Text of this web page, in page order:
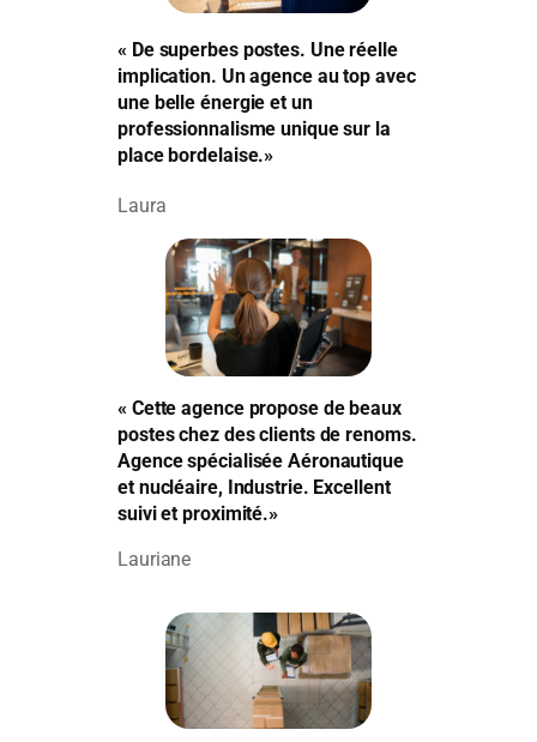
« De superbes postes. Une réelle
implication. Un agence au top avec
une belle énergie et un
professionnalisme unique sur la
place bordelaise.»
Laura
« Cette agence propose de beaux
postes chez des clients de renoms.
Agence spécialisée Aéronautique
et nucléaire, Industrie. Excellent
suivi et proximité.»
Lauriane